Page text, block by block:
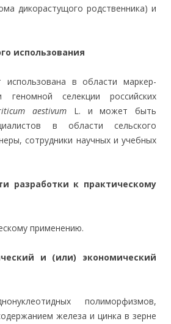
дикорастущого родственника) и
использования
в области маркер-
геномной селекции российских
aestivum L. и может быть
в области сельского
сотрудники научных и учебных
разработки к практическому
применению.
и (или) экономический
полиморфизмов,
железа и цинка в зерне